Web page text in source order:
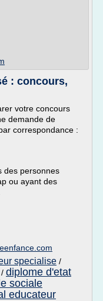
: concours,
votre concours
demande de
correspondance :
des personnes
ou ayant des
specialise /
/ diplome d'etat
sociale
educateur